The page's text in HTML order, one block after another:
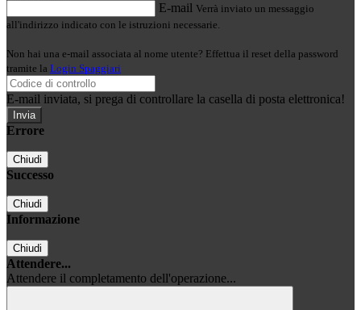
E-mail Verrà inviato un messaggio
all'indirizzo indicato con le istruzioni necessarie.
Non hai una e-mail associata al nome utente? Effettua il reset della password
tramite la Login Spaggiari
E-mail inviata, si prega di controllare la casella di posta elettronica!
Errore
Chiudi
Successo
Chiudi
Informazione
Chiudi
Attendere...
Attendere il completamento dell'operazione...